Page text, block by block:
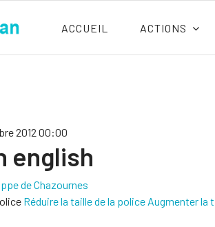
ACCUEIL ACTIONS
2012 00:00
english
de Chazournes
Réduire la taille de la police Augmenter la